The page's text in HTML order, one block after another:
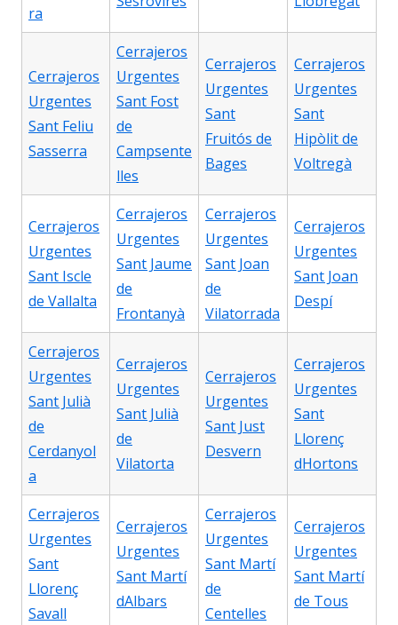
ra
Cerrajeros
Urgentes
Sant Feliu
Sasserra
Cerrajeros
Urgentes
Sant Fost
de
Campsente
lles
Cerrajeros
Urgentes
Sant
Fruitós de
Bages
Cerrajeros
Urgentes
Sant
Hipòlit de
Voltregà
Cerrajeros
Urgentes
Sant Iscle
de Vallalta
Cerrajeros
Urgentes
Sant Jaume
de
Frontanyà
Cerrajeros
Urgentes
Sant Joan
de
Vilatorrada
Cerrajeros
Urgentes
Sant Joan
Despí
Cerrajeros
Urgentes
Sant Julià
de
Cerdanyol
a
Cerrajeros
Urgentes
Sant Julià
de
Vilatorta
Cerrajeros
Urgentes
Sant Just
Desvern
Cerrajeros
Urgentes
Sant
Llorenç
dHortons
Cerrajeros
Urgentes
Sant
Llorenç
Savall
Cerrajeros
Urgentes
Sant Martí
dAlbars
Cerrajeros
Urgentes
Sant Martí
de
Centelles
Cerrajeros
Urgentes
Sant Martí
de Tous